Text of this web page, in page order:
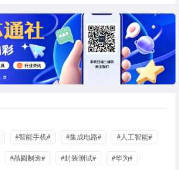
#智能手机# #集成电路# #人工智能#
#晶圆制造# #封装测试# #华为#